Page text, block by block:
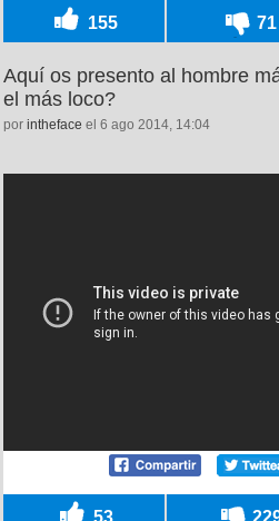
155 71
Aquí os presento al hombre
el más loco?
por intheface el 6 ago 2014, 14:04
53